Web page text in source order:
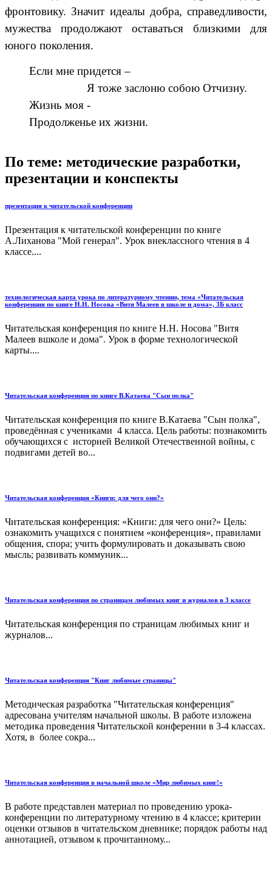
фронтовику. Значит идеалы добра, справедливости,
мужества продолжают оставаться близкими для
юного поколения.
Если мне придется –
Я тоже заслоню собою Отчизну.
Жизнь моя -
Продолженье их жизни.
По теме: методические разработки,
презентации и конспекты
презентация к читательской конференции
Презентация к читательской конференции по книге
А.Лиханова "Мой генерал". Урок внеклассного чтения в 4
классе....
технологическая карта урока по литературному чтению, тема «Читательская
конференция по книге Н.Н. Носова «Витя Малеев в школе и дома», 3Б класс
Читательская конференция по книге Н.Н. Носова "Витя
Малеев вшколе и дома". Урок в форме технологической
карты....
Читательская конференция по книге В.Катаева "Сын полка"
Читательская конференция по книге В.Катаева "Сын полка",
проведённая с учениками 4 класса. Цель работы: познакомить
обучающихся с историей Великой Отечественной войны, с
подвигами детей во...
Читательская конференция «Книги: для чего они?»
Читательская конференция: «Книги: для чего они?» Цель:
ознакомить учащихся с понятием «конференция», правилами
общения, спора; учить формулировать и доказывать свою
мысль; развивать коммуник...
Читательская конференция по страницам любимых книг и журналов в 3 классе
Читательская конференция по страницам любимых книг и
журналов...
Читательская конференция "Книг любимые страницы"
Методическая разработка "Читательская конференция"
адресована учителям начальной школы. В работе изложена
методика проведения Читательской конферении в 3-4 классах.
Хотя, в более сокра...
Читательская конференция в начальной школе «Мир любимых книг!»
В работе представлен материал по проведению урока-
конференции по литературному чтению в 4 классе; критерии
оценки отзывов в читательском дневнике; порядок работы над
аннотацией, отзывом к прочитанному...